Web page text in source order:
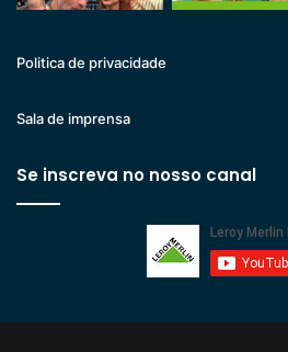
Politica de privacidade
Sala de imprensa
Se inscreva no nosso canal